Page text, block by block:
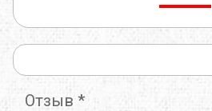
Отзыв *